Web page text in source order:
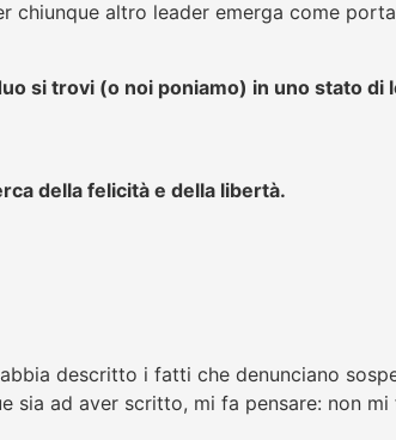
chiunque altro leader emerga come
si trovi (o noi poniamo) in uno stato di
della felicità e della libertà.
descritto i fatti che denunciano
sia ad aver scritto, mi fa pensare: non